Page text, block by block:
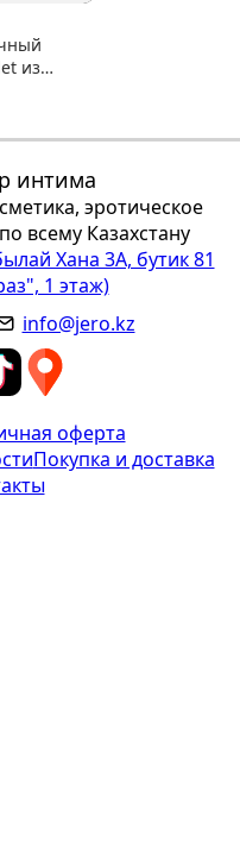
из
интима
эротическое
всему Казахстану
Хана 3А, бутик 81
1 этаж)
info@jero.kz
оферта
Покупка и доставка